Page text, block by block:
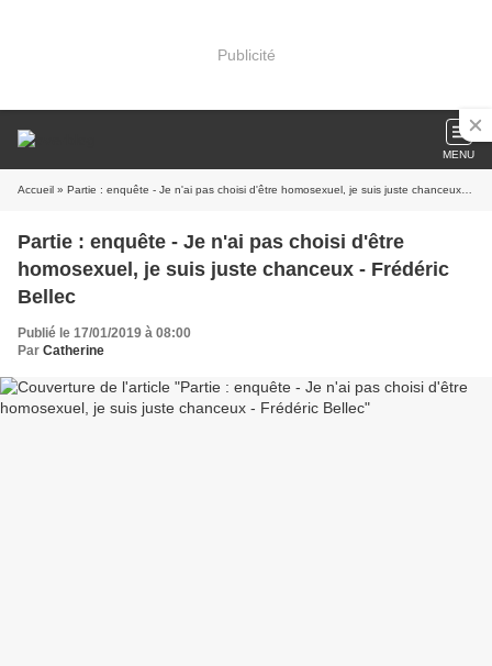
Publicité
MENU
Accueil » Partie : enquête - Je n'ai pas choisi d'être homosexuel, je suis juste chanceux - Frédéric Bellec
Partie : enquête - Je n'ai pas choisi d'être
homosexuel, je suis juste chanceux - Frédéric
Bellec
Publié le 17/01/2019 à 08:00
Par Catherine